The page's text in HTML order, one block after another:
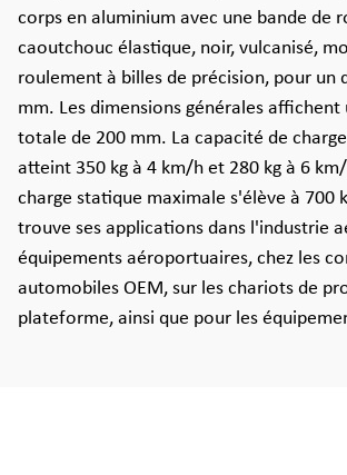
corps en aluminium avec une bande de
caoutchouc élastique, noir, vulcanisé,
roulement à billes de précision, pour un
mm. Les dimensions générales
totale de 200 mm. La capacité de
atteint 350 kg à 4 km/h et 280 kg à 6
charge statique maximale s'élève à 700
trouve ses applications dans l'industrie
équipements aéroportuaires, chez les
automobiles OEM, sur les chariots de
plateforme, ainsi que pour les